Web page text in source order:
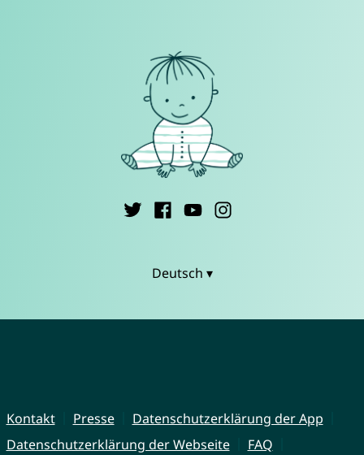
Deutsch ▾
Kontakt Presse
Datenschutzerklärung der App
Datenschutzerklärung der Webseite
FAQ